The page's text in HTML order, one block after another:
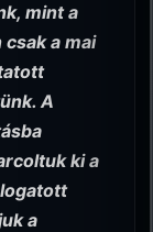
mint a
a mai
A
ki a
a